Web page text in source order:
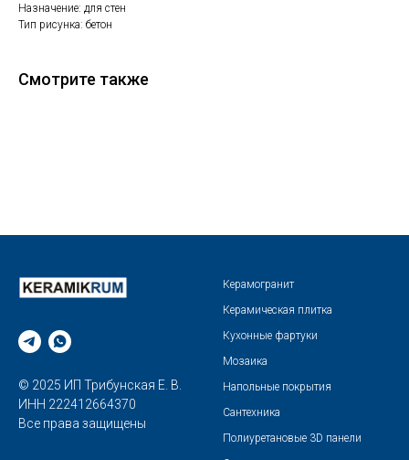
Назначение: для стен
Тип рисунка: бетон
Смотрите также
© 2025 ИП Трибунская Е. В.
ИНН 222412664370
Все права защищены
Керамогранит
Керамическая плитка
Кухонные фартуки
Мозаика
Напольные покрытия
Сантехника
Полиуретановые 3D панели